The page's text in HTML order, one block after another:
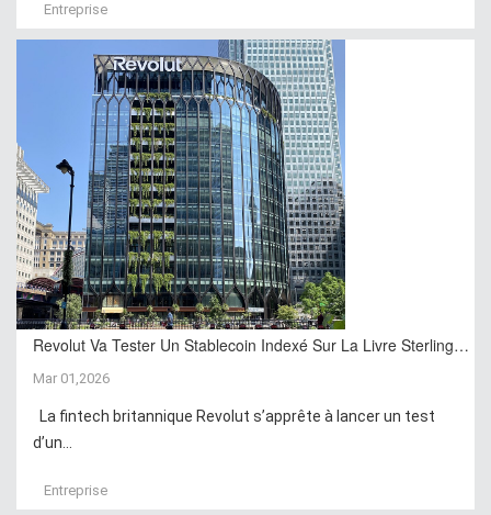
Entreprise
Revolut Va Tester Un Stablecoin Indexé Sur La Livre Sterling…
Mar 01,2026
La fintech britannique Revolut s’apprête à lancer un test
d’un...
Entreprise